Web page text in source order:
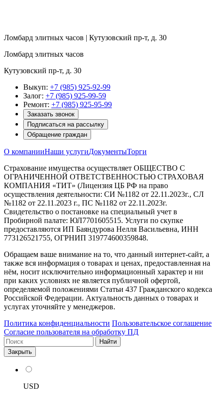
Ломбард элитных часов | Кутузовский пр-т, д. 30
Ломбард элитных часов
Кутузовский пр-т, д. 30
Выкуп: +7 (985) 925-92-99
Залог: +7 (985) 925-99-59
Ремонт: +7 (985) 925-95-99
Заказать звонок
Подписаться на рассылку
Обращение граждан
О компанииНаши услугиДокументыТорги
Страхование имущества осуществляет ОБЩЕСТВО С
ОГРАНИЧЕННОЙ ОТВЕТСТВЕННОСТЬЮ СТРАХОВАЯ
КОМПАНИЯ «ТИТ» (Лицензия ЦБ РФ на право
осуществления деятельности: СИ №1182 от 22.11.2023г., СЛ
№1182 от 22.11.2023 г., ПС №1182 от 22.11.2023г.
Свидетельство о постановке на специальный учет в
Пробирной палате: ЮЛ7701605515. Услуги по скупке
предоставляются ИП Баяндурова Нелля Васильевна, ИНН
773126521755, ОГРНИП 319774600359848.
Обращаем ваше внимание на то, что данный интернет-сайт, а
также вся информация о товарах и ценах, предоставленная на
нём, носит исключительно информационный характер и ни
при каких условиях не является публичной офертой,
определяемой положениями Статьи 437 Гражданского кодекса
Российской Федерации. Актуальность данных о товарах и
услугах уточняйте у менеджеров.
Политика конфиденциальности Пользовательское соглашение
Согласие пользователя на обработку ПД
Найти
Закрыть
USD